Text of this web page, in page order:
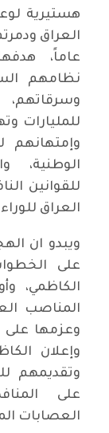
هستيرية
عاماً،
نظامهم
للمليارات
وإمتهانهم
الوطنية،
للقوانين
العراق
ويبدو ان
على
الكاظمي،
المناصب
وعزمها على
وإعلان
وتقديمهم
على
العصابات